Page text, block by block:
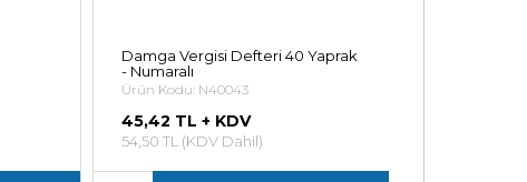
Damga Vergisi Defteri 40 Yaprak
- Numaralı
Ürün Kodu: N40043
45,42 TL + KDV
54,50 TL (KDV Dahil)